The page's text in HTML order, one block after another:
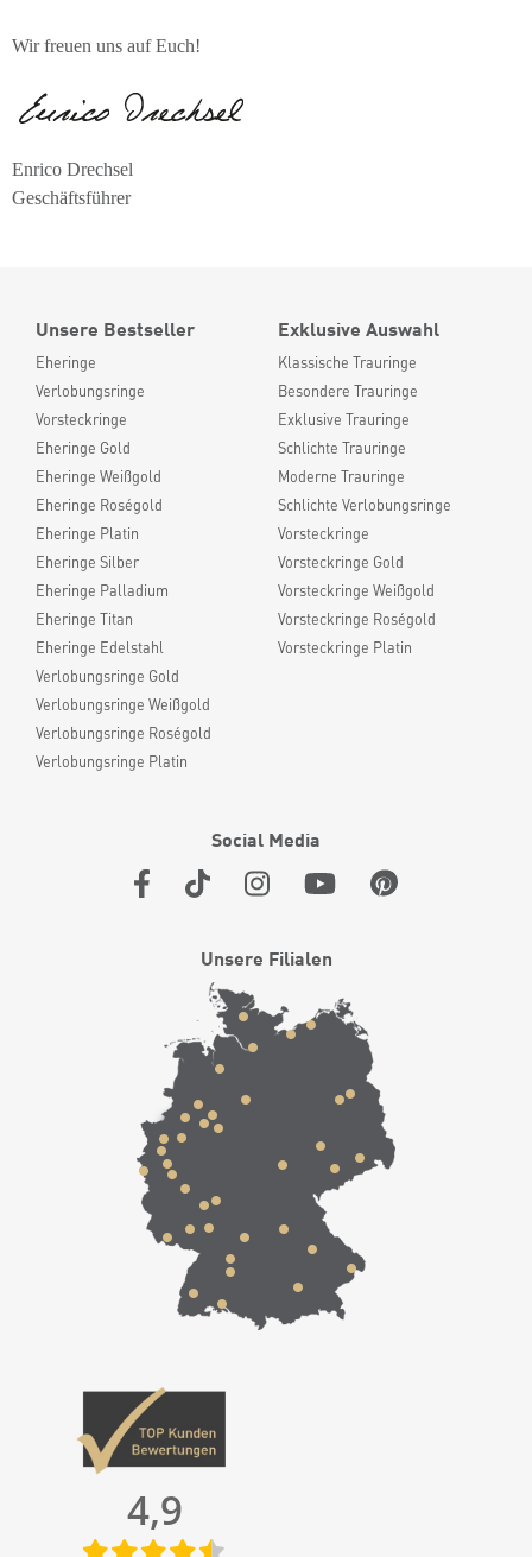
Wir freuen uns auf Euch!
Enrico Drechsel
Geschäftsführer
Unsere Bestseller
Eheringe
Verlobungsringe
Vorsteckringe
Eheringe Gold
Eheringe Weißgold
Eheringe Roségold
Eheringe Platin
Eheringe Silber
Eheringe Palladium
Eheringe Titan
Eheringe Edelstahl
Verlobungsringe Gold
Verlobungsringe Weißgold
Verlobungsringe Roségold
Verlobungsringe Platin
Exklusive Auswahl
Klassische Trauringe
Besondere Trauringe
Exklusive Trauringe
Schlichte Trauringe
Moderne Trauringe
Schlichte Verlobungsringe
Vorsteckringe
Vorsteckringe Gold
Vorsteckringe Weißgold
Vorsteckringe Roségold
Vorsteckringe Platin
Social Media
Unsere Filialen
4,9